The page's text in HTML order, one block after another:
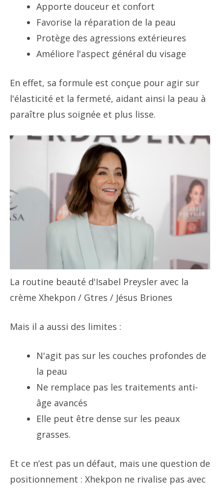
Apporte douceur et confort
Favorise la réparation de la peau
Protège des agressions extérieures
Améliore l'aspect général du visage
En effet, sa formule est conçue pour agir sur
l'élasticité et la fermeté, aidant ainsi la peau à
paraître plus soignée et plus lisse.
La routine beauté d'Isabel Preysler avec la
crème Xhekpon / Gtres / Jésus Briones
Mais il a aussi des limites :
N'agit pas sur les couches profondes de
la peau
Ne remplace pas les traitements anti-
âge avancés
Elle peut être dense sur les peaux
grasses.
Et ce n’est pas un défaut, mais une question de
positionnement : Xhekpon ne rivalise pas avec